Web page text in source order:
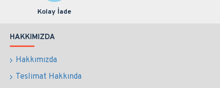
Kolay İade
HAKKIMIZDA
Hakkımızda
Teslimat Hakkında